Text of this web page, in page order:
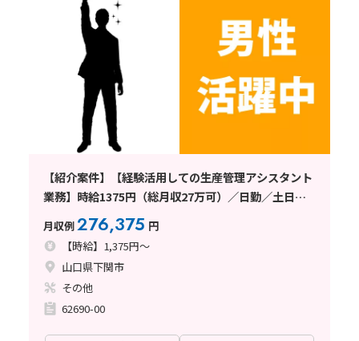
【紹介案件】【経験活用しての生産管理アシスタント
業務】時給1375円（総月収27万可）／日勤／土日祝
休／寮手配中
月収例276,375 円
【時給】1,375円～
山口県下関市
その他
62690-00